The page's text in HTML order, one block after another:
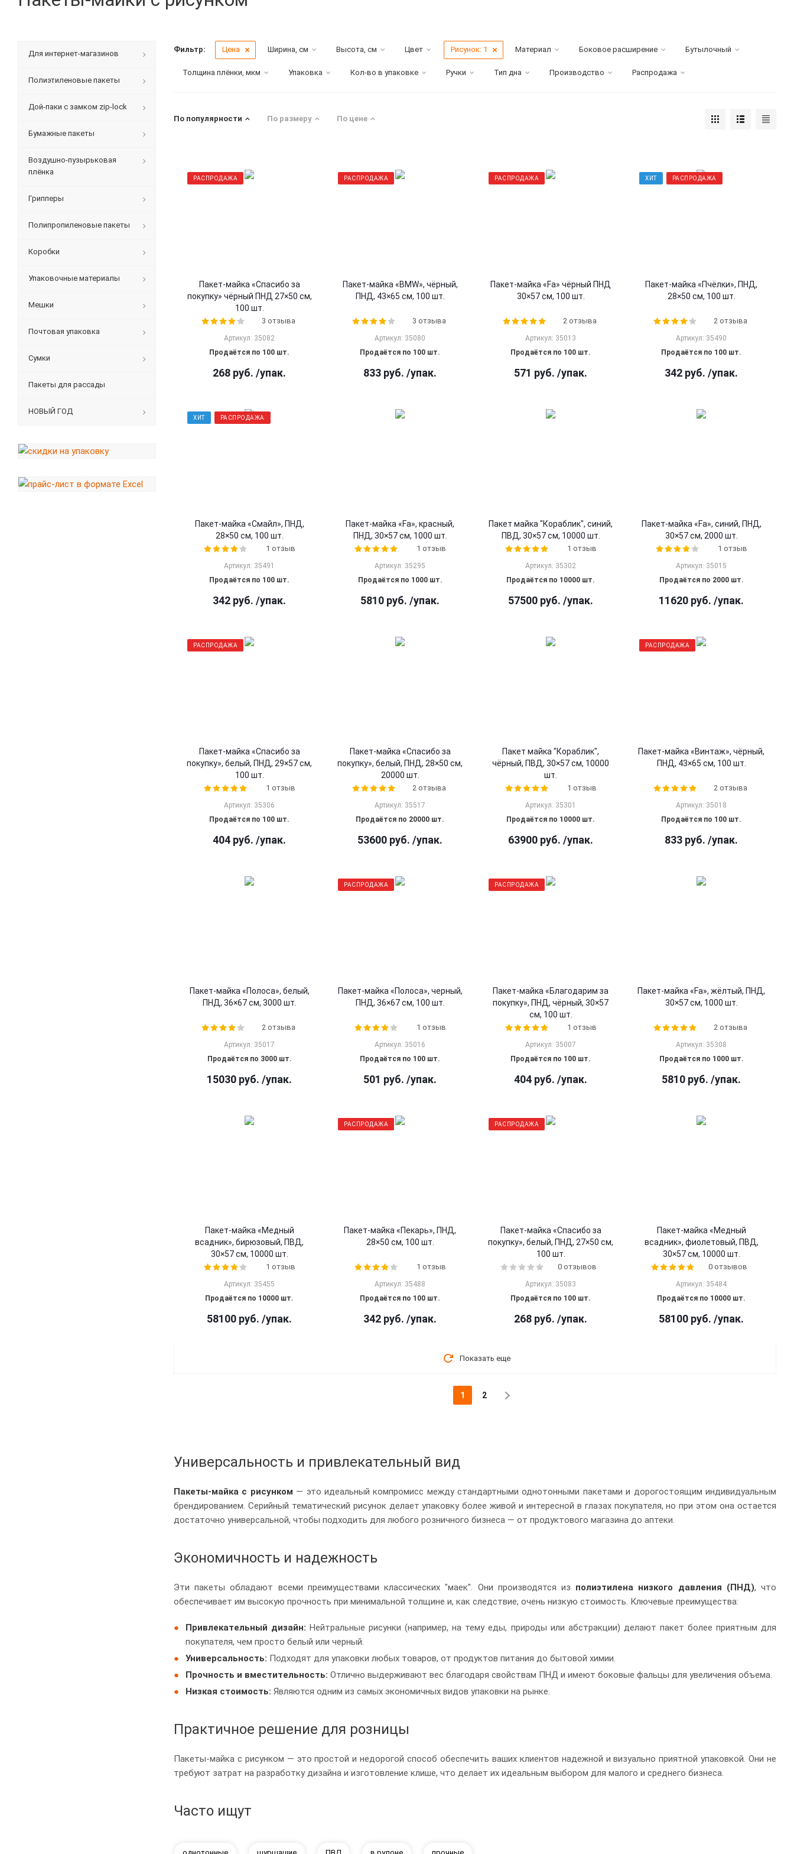
Фильтр: Цена Ширина, см Высота, см Цвет Рисунок: 1 Материал Боковое расширение Бутылочный
Толщина плёнки, мкм Упаковка Кол-во в упаковке Ручки Тип дна Производство Распродажа
По популярности По размеру По цене
РАСПРОДАЖА
Пакет-майка «Спасибо за
покупку» чёрный ПНД 27×50 см,
100 шт.
3 отзыва
Артикул: 35082
Продаётся по 100 шт.
268 руб. /упак.
РАСПРОДАЖА
Пакет-майка «BMW», чёрный,
ПНД, 43×65 см, 100 шт.
3 отзыва
Артикул: 35080
Продаётся по 100 шт.
833 руб. /упак.
РАСПРОДАЖА
Пакет-майка «Fa» чёрный ПНД
30×57 см, 100 шт.
2 отзыва
Артикул: 35013
Продаётся по 100 шт.
571 руб. /упак.
ХИТ РАСПРОДАЖА
Пакет-майка «Пчёлки», ПНД,
28×50 см, 100 шт.
2 отзыва
Артикул: 35490
Продаётся по 100 шт.
342 руб. /упак.
ХИТ РАСПРОДАЖА
Пакет-майка «Смайл», ПНД,
28×50 см, 100 шт.
1 отзыв
Артикул: 35491
Продаётся по 100 шт.
342 руб. /упак.
Пакет-майка «Fa», красный,
ПНД, 30×57 см, 1000 шт.
1 отзыв
Артикул: 35295
Продаётся по 1000 шт.
5810 руб. /упак.
Пакет майка "Кораблик", синий,
ПВД, 30×57 см, 10000 шт.
1 отзыв
Артикул: 35302
Продаётся по 10000 шт.
57500 руб. /упак.
Пакет-майка «Fa», синий, ПНД,
30×57 см, 2000 шт.
1 отзыв
Артикул: 35015
Продаётся по 2000 шт.
11620 руб. /упак.
РАСПРОДАЖА
Пакет-майка «Спасибо за
покупку», белый, ПНД, 29×57 см,
100 шт.
1 отзыв
Артикул: 35306
Продаётся по 100 шт.
404 руб. /упак.
Пакет-майка «Спасибо за
покупку», белый, ПНД, 28×50 см,
20000 шт.
2 отзыва
Артикул: 35517
Продаётся по 20000 шт.
53600 руб. /упак.
Пакет майка "Кораблик",
чёрный, ПВД, 30×57 см, 10000
шт.
1 отзыв
Артикул: 35301
Продаётся по 10000 шт.
63900 руб. /упак.
РАСПРОДАЖА
Пакет-майка «Винтаж», чёрный,
ПНД, 43×65 см, 100 шт.
2 отзыва
Артикул: 35018
Продаётся по 100 шт.
833 руб. /упак.
Пакет-майка «Полоса», белый,
ПНД, 36×67 см, 3000 шт.
2 отзыва
Артикул: 35017
Продаётся по 3000 шт.
15030 руб. /упак.
РАСПРОДАЖА
Пакет-майка «Полоса», черный,
ПНД, 36×67 см, 100 шт.
1 отзыв
Артикул: 35016
Продаётся по 100 шт.
501 руб. /упак.
РАСПРОДАЖА
Пакет-майка «Благодарим за
покупку», ПНД, чёрный, 30×57
см, 100 шт.
1 отзыв
Артикул: 35007
Продаётся по 100 шт.
404 руб. /упак.
Пакет-майка «Fa», жёлтый, ПНД,
30×57 см, 1000 шт.
2 отзыва
Артикул: 35308
Продаётся по 1000 шт.
5810 руб. /упак.
Пакет-майка «Медный
всадник», бирюзовый, ПВД,
30×57 см, 10000 шт.
1 отзыв
Артикул: 35455
Продаётся по 10000 шт.
58100 руб. /упак.
РАСПРОДАЖА
Пакет-майка «Пекарь», ПНД,
28×50 см, 100 шт.
1 отзыв
Артикул: 35488
Продаётся по 100 шт.
342 руб. /упак.
РАСПРОДАЖА
Пакет-майка «Спасибо за
покупку», белый, ПНД, 27×50 см,
100 шт.
0 отзывов
Артикул: 35083
Продаётся по 100 шт.
268 руб. /упак.
Пакет-майка «Медный
всадник», фиолетовый, ПВД,
30×57 см, 10000 шт.
0 отзывов
Артикул: 35484
Продаётся по 10000 шт.
58100 руб. /упак.
Показать еще
1 2
Универсальность и привлекательный вид
Пакеты-майка с рисунком — это идеальный компромисс между стандартными однотонными пакетами и дорогостоящим индивидуальным
брендированием. Серийный тематический рисунок делает упаковку более живой и интересной в глазах покупателя, но при этом она остается
достаточно универсальной, чтобы подходить для любого розничного бизнеса — от продуктового магазина до аптеки.
Экономичность и надежность
Эти пакеты обладают всеми преимуществами классических "маек". Они производятся из полиэтилена низкого давления (ПНД), что
обеспечивает им высокую прочность при минимальной толщине и, как следствие, очень низкую стоимость. Ключевые преимущества:
Привлекательный дизайн: Нейтральные рисунки (например, на тему еды, природы или абстракции) делают пакет более приятным для
покупателя, чем просто белый или черный.
Универсальность: Подходят для упаковки любых товаров, от продуктов питания до бытовой химии.
Прочность и вместительность: Отлично выдерживают вес благодаря свойствам ПНД и имеют боковые фальцы для увеличения объема.
Низкая стоимость: Являются одним из самых экономичных видов упаковки на рынке.
Практичное решение для розницы
Пакеты-майка с рисунком — это простой и недорогой способ обеспечить ваших клиентов надежной и визуально приятной упаковкой. Они не
требуют затрат на разработку дизайна и изготовление клише, что делает их идеальным выбором для малого и среднего бизнеса.
Часто ищут
Для интернет-магазинов
Полиэтиленовые пакеты
Дой-паки с замком zip-lock
Бумажные пакеты
Воздушно-пузырьковая
плёнка
Грипперы
Полипропиленовые пакеты
Коробки
Упаковочные материалы
Мешки
Почтовая упаковка
Сумки
Пакеты для рассады
НОВЫЙ ГОД